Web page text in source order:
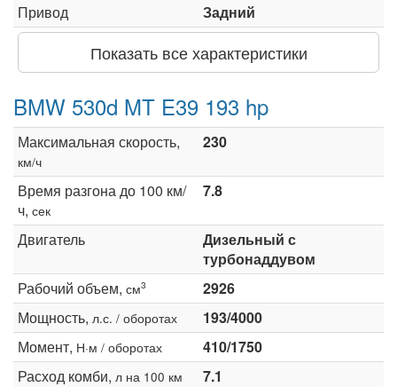
Привод
Задний
Показать все характеристики
BMW 530d MT E39 193 hp
Максимальная скорость,
км/ч
230
Время разгона до 100 км/
ч, сек
7.8
Двигатель
Дизельный с
турбонаддувом
Рабочий объем, см3
2926
Мощность, л.с. / оборотах
193/4000
Момент, Н·м / оборотах
410/1750
Расход комби, л на 100 км
7.1